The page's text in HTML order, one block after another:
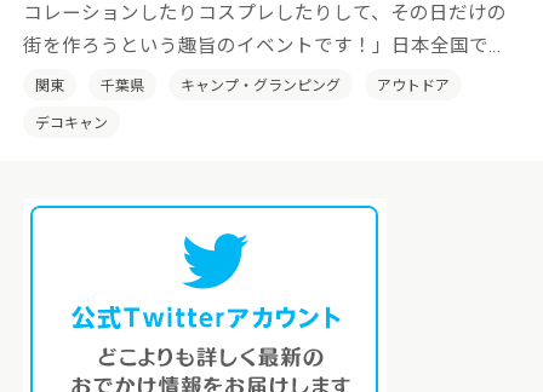
コレーションしたりコスプレしたりして、その日だけの
街を作ろうという趣旨のイベントです！」日本全国でそ
の土地の特性を活かした「デコキャン」を開催していき
たいと考えております。
関東 千葉県 キャンプ・グランピング アウトドア
デコキャン